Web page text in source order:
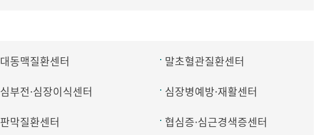
대동맥질환센터
말초혈관질환센터
심부전·심장이식센터
심장병예방·재활센터
판막질환센터 협심증·심근경색증센터